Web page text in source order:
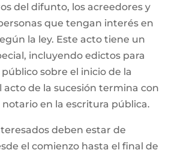
del difunto, los acreedores y
que tengan interés en
la ley. Este acto tiene un
incluyendo edictos para
sobre el inicio de la
acto de la sucesión termina con
en la escritura pública.
deben estar de
el comienzo hasta el final de